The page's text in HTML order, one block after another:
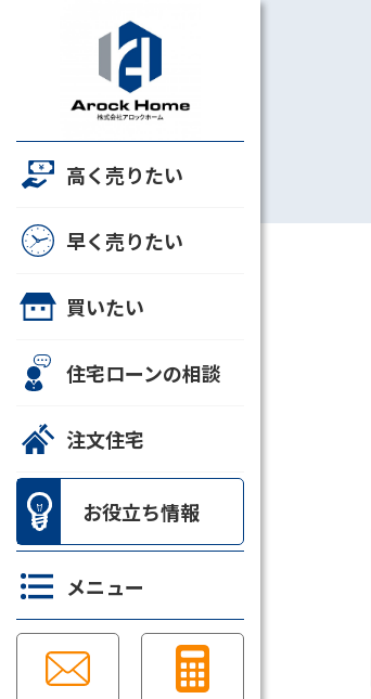
高く売りたい
早く売りたい
買いたい
住宅ローンの相談
注文住宅
お役立ち情報
メニュー
したちについて
すめ物件情報
様の声
依頼
LINEでお問い合わせ